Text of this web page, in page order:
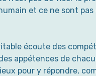
et ce ne sont pas
écoute des
appétences de
pour y répondre,